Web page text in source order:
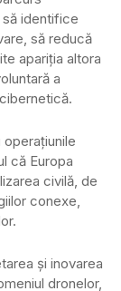
identifice
să reducă
apariţia altora
a
că Europa
civilă, de
conexe,
şi inovarea
dronelor,